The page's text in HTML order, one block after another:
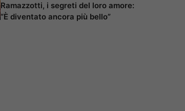
Ramazzotti, i segreti del loro amore:
“È diventato ancora più bello”